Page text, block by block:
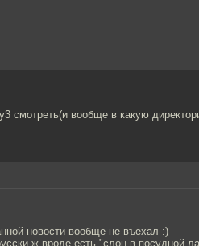
смотреть(и вообще в какую
новости вообще не въехал :)
ж вроде есть "слон в посудной